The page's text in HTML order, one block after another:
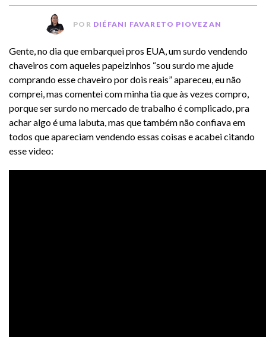
POR DIÉFANI FAVARETO PIOVEZAN
Gente, no dia que embarquei pros EUA, um surdo vendendo
chaveiros com aqueles papeizinhos “sou surdo me ajude
comprando esse chaveiro por dois reais” apareceu, eu não
comprei, mas comentei com minha tia que às vezes compro,
porque ser surdo no mercado de trabalho é complicado, pra
achar algo é uma labuta, mas que também não confiava em
todos que apareciam vendendo essas coisas e acabei citando
esse video: